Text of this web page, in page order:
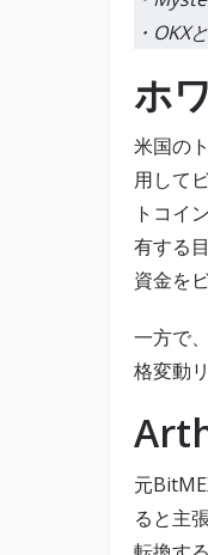
・OKX
ホ
米国の
用して
トコイ
有する
資金を
一方で
格変動
元
ると主